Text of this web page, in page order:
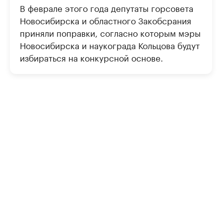
В феврале этого года депутаты горсовета
Новосибирска и областного Закобсрания
приняли поправки, согласно которым мэры
Новосибирска и наукограда Кольцова будут
избираться на конкурсной основе.